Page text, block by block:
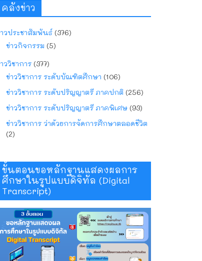
คลังข่าว
วประชาสัมพันธ์ (376)
ข่าวกิจกรรม (5)
ววิชาการ (377)
ข่าววิชาการ ระดับบัณฑิตศึกษา (106)
ข่าววิชาการ ระดับปริญญาตรี ภาคปกติ (256)
ข่าววิชาการ ระดับปริญญาตรี ภาคพิเศษ (93)
ข่าววิชาการ ว่าด้วยการจัดการศึกษาตลอดชีวิต
(2)
ขั้นตอนขอหลักฐานแสดงผลการ
ศึกษาในรูปแบบดิจิทัล (Digital
Transcript)